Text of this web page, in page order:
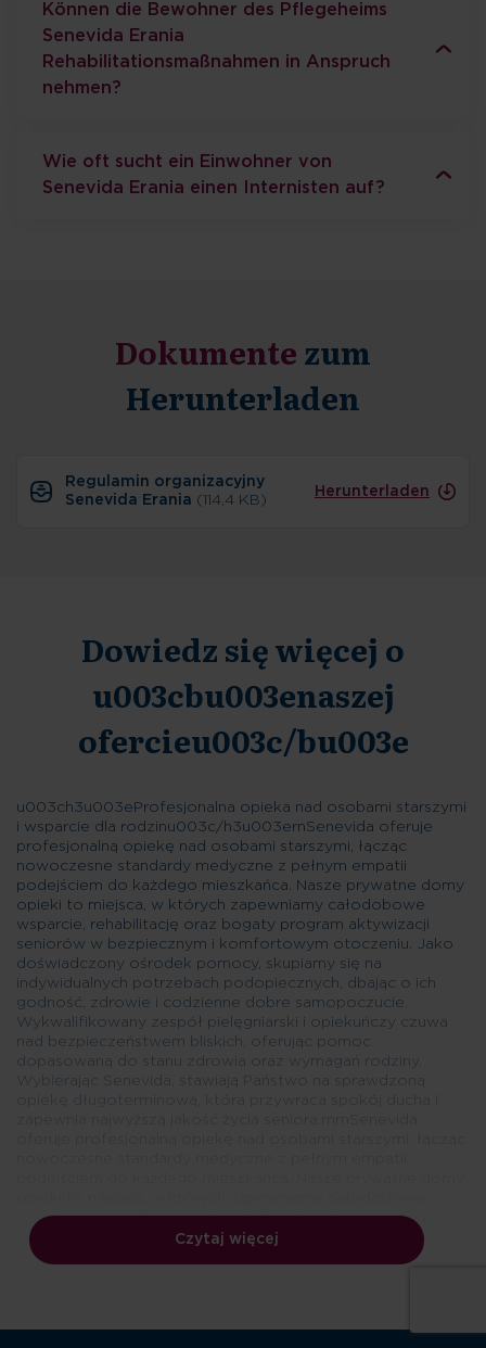
Können die Bewohner des Pflegeheims
Senevida Erania
Rehabilitationsmaßnahmen in Anspruch
nehmen?
Wie oft sucht ein Einwohner von
Senevida Erania einen Internisten auf?
Dokumentezum
Herunterladen
Regulamin organizacyjny
Senevida Erania (114,4 KB)
Herunterladen
Dowiedz się więcej o
u003cbu003enaszej
ofercieu003c/bu003e
u003ch3u003eProfesjonalna opieka nad osobami starszymi
i wsparcie dla rodzinu003c/h3u003ernSenevida oferuje
profesjonalną opiekę nad osobami starszymi, łącząc
nowoczesne standardy medyczne z pełnym empatii
podejściem do każdego mieszkańca. Nasze prywatne domy
opieki to miejsca, w których zapewniamy całodobowe
wsparcie, rehabilitację oraz bogaty program aktywizacji
seniorów w bezpiecznym i komfortowym otoczeniu. Jako
doświadczony ośrodek pomocy, skupiamy się na
indywidualnych potrzebach podopiecznych, dbając o ich
godność, zdrowie i codzienne dobre samopoczucie.
Wykwalifikowany zespół pielęgniarski i opiekuńczy czuwa
nad bezpieczeństwem bliskich, oferując pomoc
dopasowaną do stanu zdrowia oraz wymagań rodziny.
Wybierając Senevida, stawiają Państwo na sprawdzoną
wsparcie, rehabilitację oraz bogaty program aktywizacji
seniorów w bezpiecznym i komfortowym otoczeniu. Jako
doświadczony ośrodek pomocy, skupiamy się na
Czytaj więcej